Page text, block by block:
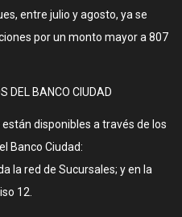
entre julio y agosto, ya se
por un monto mayor a 807
DEL BANCO CIUDAD
disponibles a través de los
Banco Ciudad:
la red de Sucursales; y en la
12.